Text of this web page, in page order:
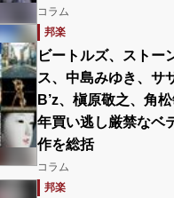
コラム
邦楽
ビートルズ、ストー
ス、中島みゆき、サ
B’z、槇原敬之、角
年買い逃し厳禁なベ
作を総括
コラム
邦楽